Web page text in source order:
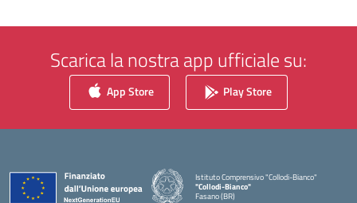
Scarica la nostra app ufficiale su:
App Store Play Store
Istituto Comprensivo "Collodi-Bianco"
"Collodi-Bianco"
Fasano (BR)